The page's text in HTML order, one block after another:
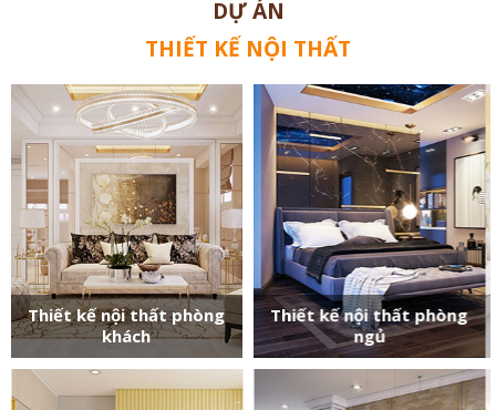
DỰ ÁN
THIẾT KẾ NỘI THẤT
Thiết kế nội thất phòng
khách
Thiết kế nội thất phòng
ngủ